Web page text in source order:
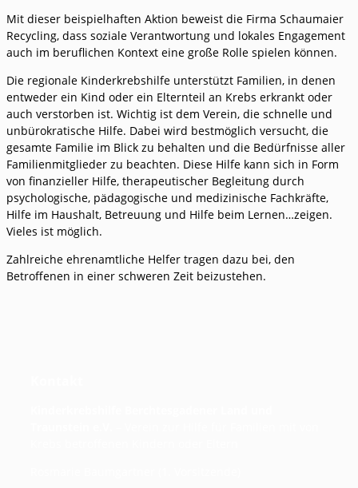
Mit dieser beispielhaften Aktion beweist die Firma Schaumaier
Recycling, dass soziale Verantwortung und lokales Engagement
auch im beruflichen Kontext eine große Rolle spielen können.
Die regionale Kinderkrebshilfe unterstützt Familien, in denen
entweder ein Kind oder ein Elternteil an Krebs erkrankt oder
auch verstorben ist. Wichtig ist dem Verein, die schnelle und
unbürokratische Hilfe. Dabei wird bestmöglich versucht, die
gesamte Familie im Blick zu behalten und die Bedürfnisse aller
Familienmitglieder zu beachten. Diese Hilfe kann sich in Form
von finanzieller Hilfe, therapeutischer Begleitung durch
psychologische, pädagogische und medizinische Fachkräfte,
Hilfe im Haushalt, Betreuung und Hilfe beim Lernen…zeigen.
Vieles ist möglich.
Zahlreiche ehrenamtliche Helfer tragen dazu bei, den
Betroffenen in einer schweren Zeit beizustehen.